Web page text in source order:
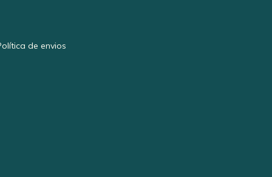
de envios